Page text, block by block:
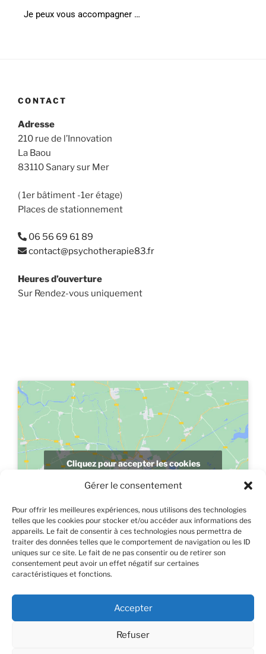
Gérer le consentement
Pour offrir les meilleures expériences, nous utilisons des technologies
telles que les cookies pour stocker et/ou accéder aux informations des
appareils. Le fait de consentir à ces technologies nous permettra de
traiter des données telles que le comportement de navigation ou les ID
uniques sur ce site. Le fait de ne pas consentir ou de retirer son
consentement peut avoir un effet négatif sur certaines
caractéristiques et fonctions.
Accepter
Refuser
Je peux vous accompagner …
CONTACT
Adresse
210 rue de l’Innovation
La Baou
83110 Sanary sur Mer
( 1er bâtiment -1er étage)
Places de stationnement
06 56 69 61 89
contact@psychotherapie83.fr
Heures d’ouverture
Sur Rendez-vous uniquement
Cliquez pour accepter les cookies